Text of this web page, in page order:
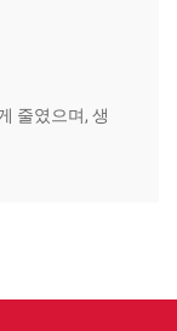
줄였으며, 생